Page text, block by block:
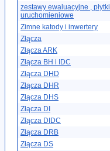
zestawy ewaluacyjne , płytki
uruchomieniowe
Zimne katody i inwertery
Złącza
Złącza ARK
Złącza BH i IDC
Złącza DHD
Złącza DHR
Złącza DHS
Złącza DI
Złącza DIDC
Złącza DRB
Złącza DS